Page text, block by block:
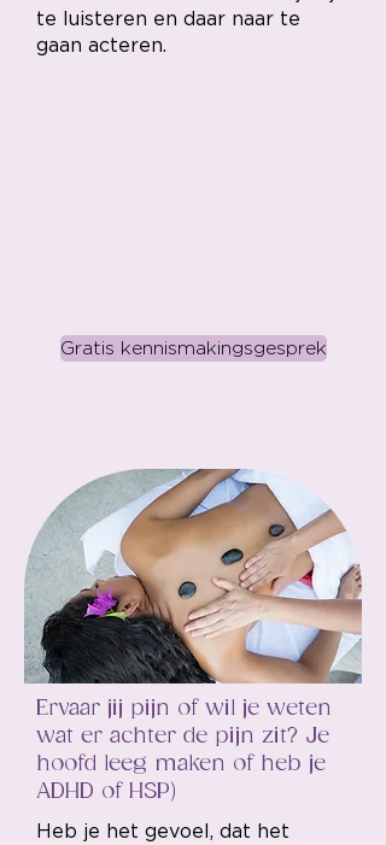
te luisteren en daar naar te
gaan acteren.
Gratis kennismakingsgesprek
Ervaar jij pijn of wil je weten
wat er achter de pijn zit? Je
hoofd leeg maken of heb je
ADHD of HSP)
Heb je het gevoel, dat het